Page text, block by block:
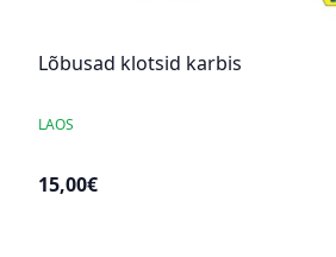
Lõbusad klotsid karbis
LAOS
15,00€